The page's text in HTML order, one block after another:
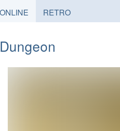
ONLINE HRYRETROHRY